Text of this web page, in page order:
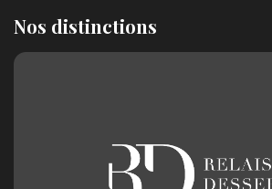
Nos distinctions